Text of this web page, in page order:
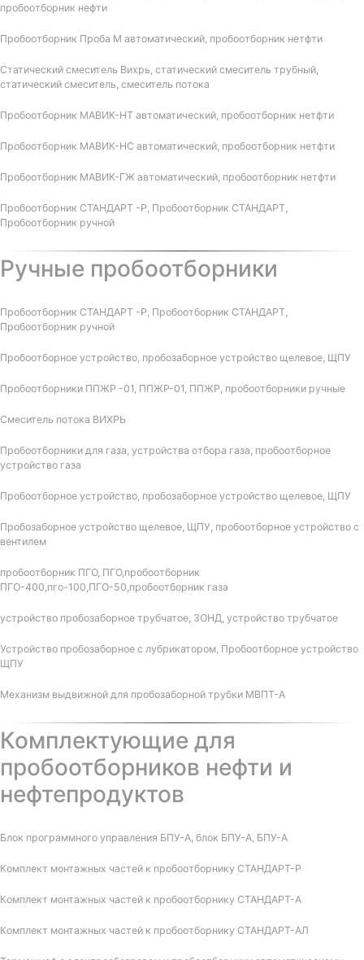
пробоотборник нефти
Пробоотборник Проба М автоматический, пробоотборник нетфти
Статический смеситель Вихрь, статический смеситель трубный,
статический смеситель, смеситель потока
Пробоотборник МАВИК-НТ автоматический, пробоотборник нетфти
Пробоотборник МАВИК-НС автоматический, пробоотборник нетфти
Пробоотборник МАВИК-ГЖ автоматический, пробоотборник нетфти
Пробоотборник СТАНДАРТ -Р, Пробоотборник СТАНДАРТ,
Пробоотборник ручной
Ручные пробоотборники
Пробоотборник СТАНДАРТ -Р, Пробоотборник СТАНДАРТ,
Пробоотборник ручной
Пробоотборное устройство, пробозаборное устройство щелевое, ЩПУ
Пробоотборники ППЖР -01, ППЖР-01, ППЖР, пробоотборники ручные
Смеситель потока ВИХРЬ
Пробоотборники для газа, устройства отбора газа, пробоотборное
устройство газа
Пробоотборное устройство, пробозаборное устройство щелевое, ЩПУ
Пробозаборное устройство щелевое, ЩПУ, пробоотборное устройство с
вентилем
пробоотборник ПГО, ПГО,пробоотборник
ПГО-400,пго-100,ПГО-50,пробоотборник газа
устройство пробозаборное трубчатое, ЗОНД, устройство трубчатое
Устройство пробозаборное с лубрикатором, Пробоотборное устройство
ЩПУ
Механизм выдвижной для пробозаборной трубки МВПТ-А
Комплектующие для
пробоотборников нефти и
нефтепродуктов
Блок программного управления БПУ-А, блок БПУ-А, БПУ-А
Комплект монтажных частей к пробоотборнику СТАНДАРТ-Р
Комплект монтажных частей к пробоотборнику СТАНДАРТ-А
Комплект монтажных частей к пробоотборнику СТАНДАРТ-АЛ